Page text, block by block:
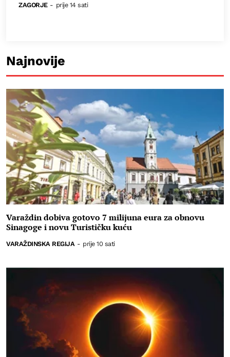
ZAGORJE - prije 14 sati
Najnovije
Varaždin dobiva gotovo 7 milijuna eura za obnovu
Sinagoge i novu Turističku kuću
VARAŽDINSKA REGIJA - prije 10 sati